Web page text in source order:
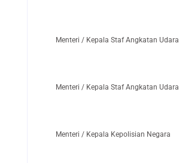
Menteri / Kepala Staf Angkatan Udara
Menteri / Kepala Staf Angkatan Udara
Menteri / Kepala Kepolisian Negara